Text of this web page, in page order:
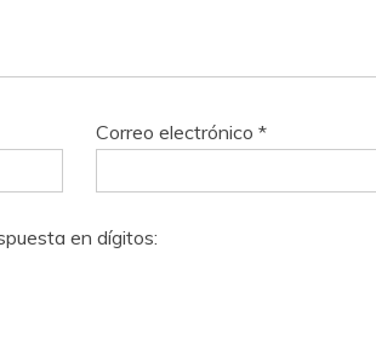
Correo electrónico*
en dígitos: